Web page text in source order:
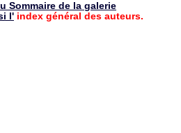
Sommaire de la galerie
l' index général des auteurs.